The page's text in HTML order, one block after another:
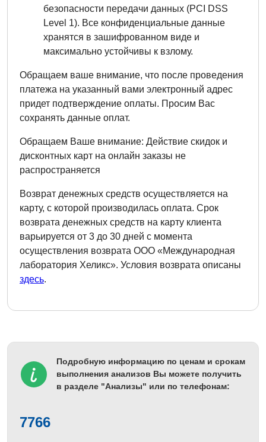
безопасности передачи данных (PCI DSS
Level 1). Все конфиденциальные данные
хранятся в зашифрованном виде и
максимально устойчивы к взлому.
Обращаем ваше внимание, что после проведения
платежа на указанный вами электронный адрес
придет подтверждение оплаты. Просим Вас
сохранять данные оплат.
Обращаем Ваше внимание: Действие скидок и
дисконтных карт на онлайн заказы не
распространяется
Возврат денежных средств осуществляется на
карту, с которой производилась оплата. Срок
возврата денежных средств на карту клиента
варьируется от 3 до 30 дней с момента
осуществления возврата ООО «Международная
лаборатория Хеликс». Условия возврата описаны
здесь.
Подробную информацию по ценам и срокам
выполнения анализов Вы можете получить
в разделе "Анализы" или по телефонам:
7766